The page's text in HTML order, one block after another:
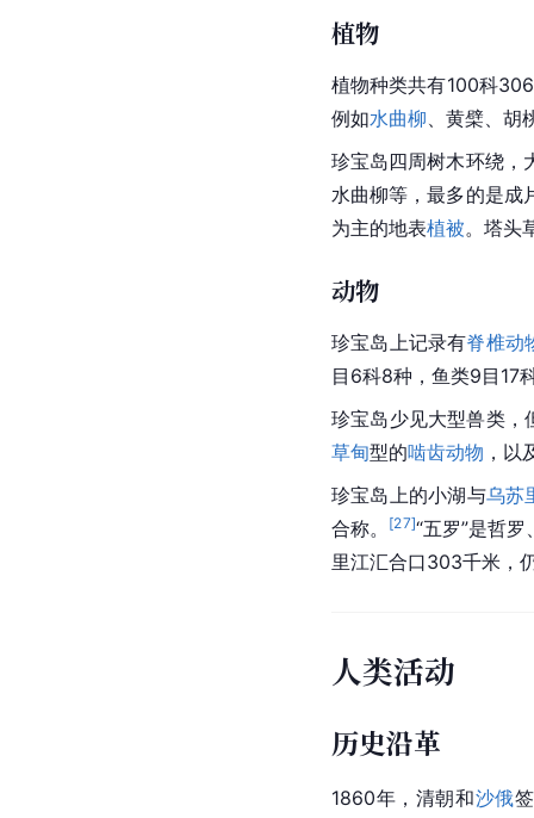
植物
植物种类共有100科
例如水曲柳 黄檗
胡
珍宝岛四周树木环绕，
水曲柳等，最多的是成
为主的地表植被。塔头
动物
珍宝岛上记录有脊椎动
目6科8种，鱼类9目17
珍宝岛少见大型兽类，
草甸型的啮齿动物 ，以
珍宝岛上的小湖与乌苏
合称。
[27]“五罗”是哲罗
里江汇合口303千米，
人类活动
历史沿革
1860年， 清朝和沙俄